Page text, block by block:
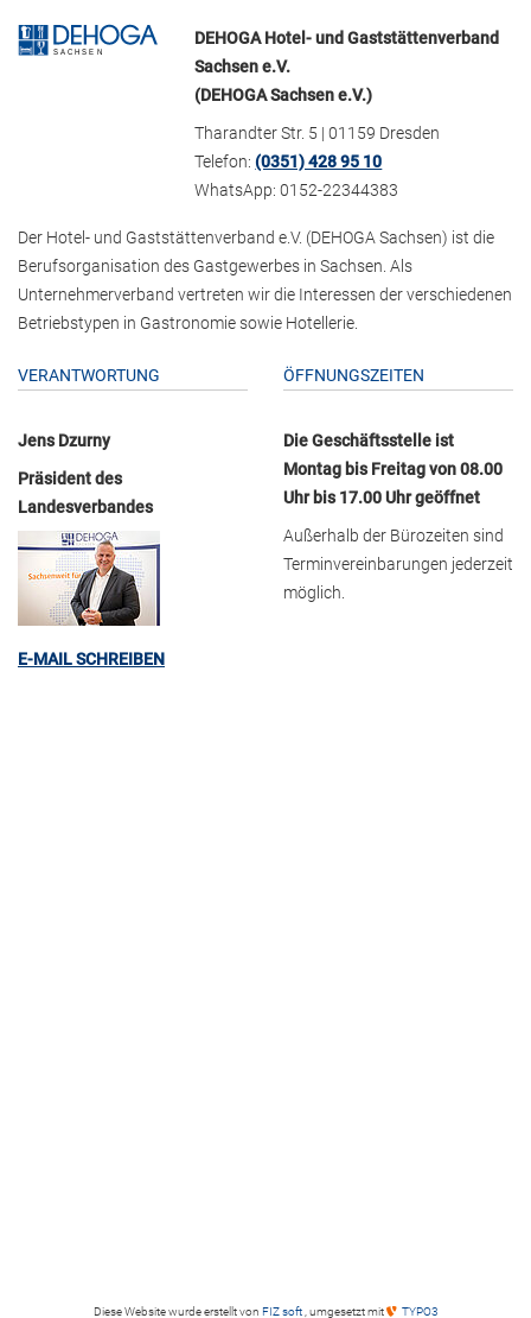
DEHOGA Hotel- und Gaststättenverband
Sachsen e.V.
(DEHOGA Sachsen e.V.)
Tharandter Str. 5 | 01159 Dresden
Telefon:(0351) 428 95 10
WhatsApp: 0152-22344383
Der Hotel- und Gaststättenverband e.V. (DEHOGA Sachsen) ist die
Berufsorganisation des Gastgewerbes in Sachsen. Als
Unternehmerverband vertreten wir die Interessen der verschiedenen
Betriebstypen in Gastronomie sowie Hotellerie.
VERANTWORTUNG
Jens Dzurny
Präsident des
Landesverbandes
E-MAIL SCHREIBEN
ÖFFNUNGSZEITEN
Die Geschäftsstelle ist
Montag bis Freitag von 08.00
Uhr bis 17.00 Uhr geöffnet
Außerhalb der Bürozeiten sind
Terminvereinbarungen jederzeit
möglich.
Diese Website wurde erstellt von FIZ soft, umgesetzt mit TYPO3